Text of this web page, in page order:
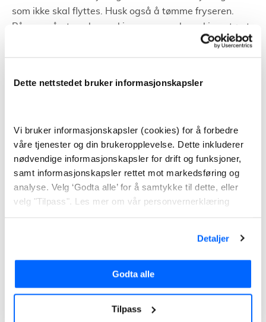
Dette nettstedet bruker informasjonskapsler
Vi bruker informasjonskapsler (cookies) for å forbedre
våre tjenester og din brukeropplevelse. Dette inkluderer
nødvendige informasjonskapsler for drift og funksjoner,
samt informasjonskapsler rettet mot markedsføring og
analyse. Velg ‘Godta alle’ for å samtykke til dette, eller
velg "Tilpass". Les mer om vår personvernerklæring
Detaljer
Godta alle
Tilpass
som ikke skal flyttes. Husk også å tømme fryseren.
Påse også at vaskemaskin og oppvaskmaskin er tømt
for vann. I tillegg til å merke flyttelass for hvor det skal
du har forlatt den gamle boligen kan du lese av
Pakking og utpakking
Feil ved pakking og emballasje kan forsinke og
vanskeliggjøre hele flytteprosessen. Dette kan
og planlagt måte. Et godt tips er å pakke ett og ett
rom om gangen og hele tiden vurdere hva du pakker.